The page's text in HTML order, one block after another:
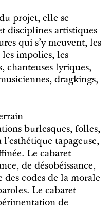
projet, elle se
disciplines artistiques
qui s’y meuvent, les
les impolies, les
chanteuses lyriques,
dragkings,
burlesques, folles,
l’esthétique tapageuse,
Le cabaret
de désobéissance,
des codes de la morale
Le cabaret
de